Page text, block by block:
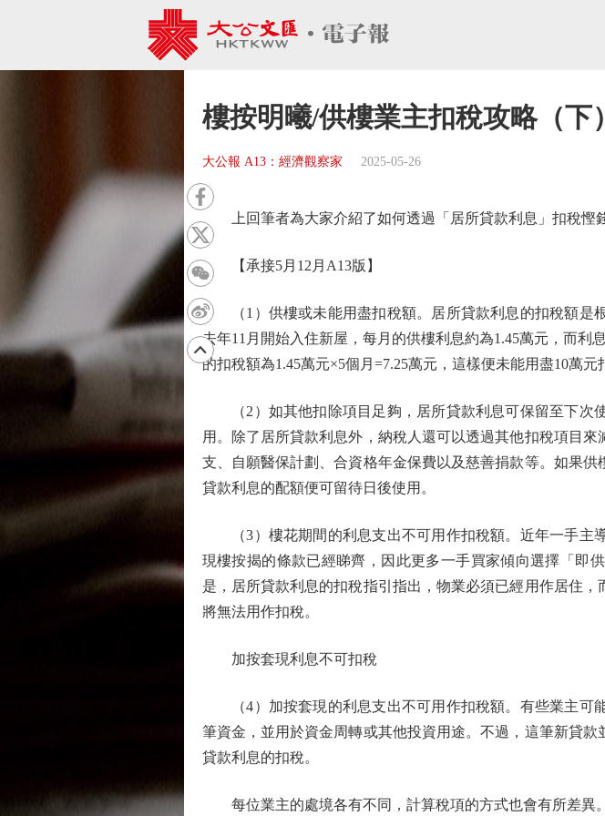
樓按明曦/供樓業主扣稅攻略（下
大公報 A13：經濟觀察家 2025-05-26
上回筆者為大家介紹了如何透過「居所貸款利息」扣稅慳錢
【承接5月12月A13版】
（1）供樓或未能用盡扣稅額。居所貸款利息的扣稅額是
去年11月開始入住新屋，每月的供樓利息約為1.45萬元，而利
的扣稅額為1.45萬元×5個月=7.25萬元，這樣便未能用盡10萬元
（2）如其他扣除項目足夠，居所貸款利息可保留至下次
用。除了居所貸款利息外，納稅人還可以透過其他扣稅項目
支、自願醫保計劃、合資格年金保費以及慈善捐款等。如果
貸款利息的配額便可留待日後使用。
（3）樓花期間的利息支出不可用作扣稅額。近年一手主
現樓按揭的條款已經睇齊，因此更多一手買家傾向選擇「即
是，居所貸款利息的扣稅指引指出，物業必須已經用作居住
將無法用作扣稅。
加按套現利息不可扣稅
（4）加按套現的利息支出不可用作扣稅額。有些業主可
筆資金，並用於資金周轉或其他投資用途。不過，這筆新貸
貸款利息的扣稅。
每位業主的處境各有不同，計算稅項的方式也會有所差異